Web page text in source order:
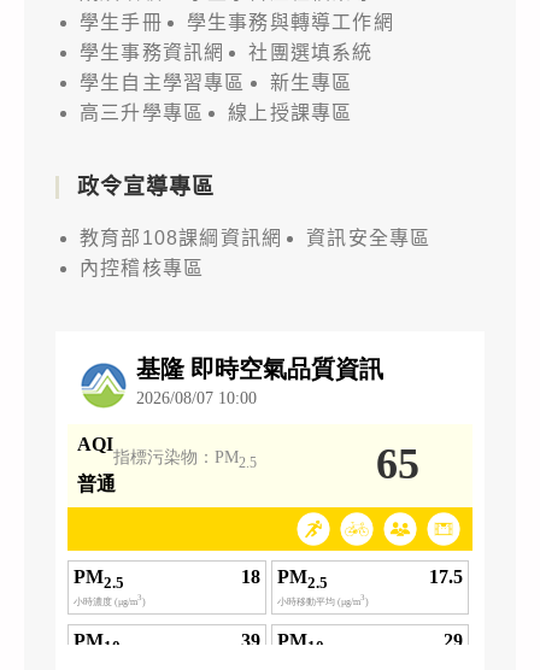
學生手冊
學生事務與轉導工作網
學生事務資訊網
社團選填系統
學生自主學習專區
新生專區
高三升學專區
線上授課專區
政令宣導專區
教育部108課綱資訊網
資訊安全專區
內控稽核專區